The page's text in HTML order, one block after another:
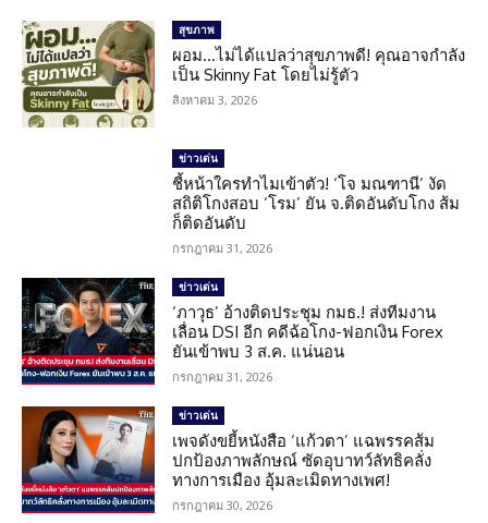
สุขภาพ
ผอม…ไม่ได้แปลว่าสุขภาพดี! คุณอาจกำลัง
เป็น Skinny Fat โดยไม่รู้ตัว
สิงหาคม 3, 2026
ข่าวเด่น
ชี้หน้าใครทำไมเข้าตัว! ‘โจ มณฑานี’ งัด
สถิติโกงสอบ ‘โรม’ ยัน จ.ติดอันดับโกง ส้ม
ก็ติดอันดับ
กรกฎาคม 31, 2026
ข่าวเด่น
‘ภาวุธ’ อ้างติดประชุม กมธ.! ส่งทีมงาน
เลื่อน DSI อีก คดีฉ้อโกง-ฟอกเงิน Forex
ยันเข้าพบ 3 ส.ค. แน่นอน
กรกฎาคม 31, 2026
ข่าวเด่น
เพจดังขยี้หนังสือ ‘แก้วตา’ แฉพรรคส้ม
ปกป้องภาพลักษณ์ ซัดอุบาทว์ลัทธิคลั่ง
ทางการเมือง อุ้มละเมิดทางเพศ!
กรกฎาคม 30, 2026